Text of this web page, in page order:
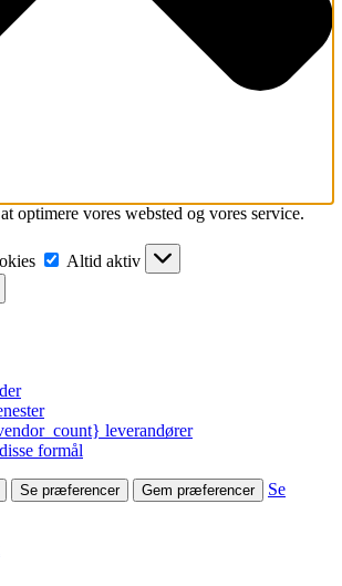
optimere vores websted og vores service.
Funktionsdygtige-
cookies
Altid aktiv
leverandører
formål
Se præferencer Gem præferencer
Se